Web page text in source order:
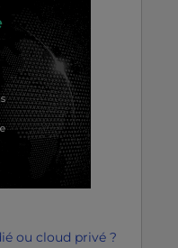
ou cloud privé ?